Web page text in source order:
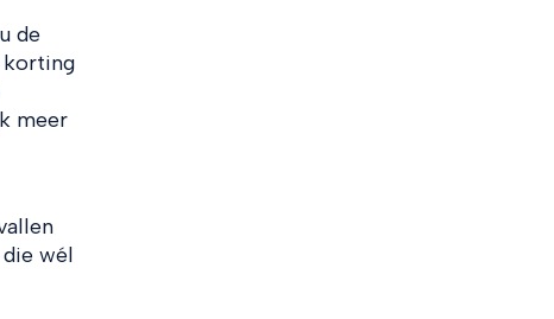
de
korting
meer
wél